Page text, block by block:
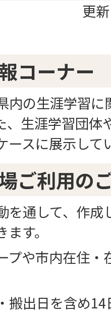
更
コーナー
内の生涯学習
、生涯学習団体
ースに展示して
ご利用の
を通して、作成
す。
プや市内在住・
搬出日を含め14